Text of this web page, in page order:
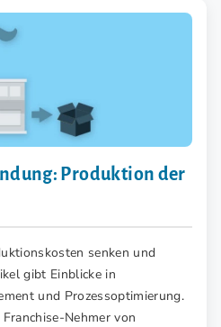
Produktion der
senken und
gibt Einblicke in
und Prozessoptimierung.
Nehmer von